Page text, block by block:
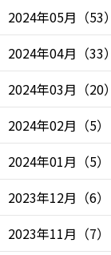
2024年05月 （53）
2024年04月 （33）
2024年03月 （20）
2024年02月 （5）
2024年01月 （5）
2023年12月 （6）
2023年11月 （7）